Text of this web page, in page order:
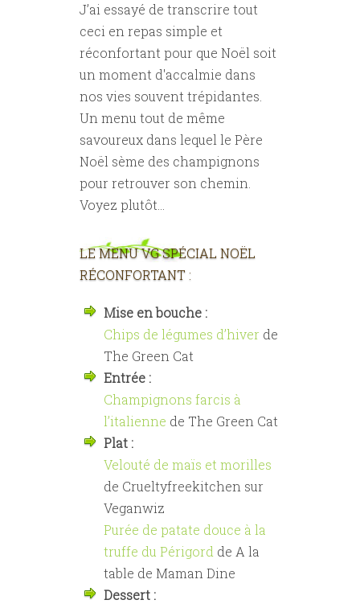
J’ai essayé de transcrire tout
ceci en repas simple et
réconfortant pour que Noël soit
un moment d'accalmie dans
nos vies souvent trépidantes.
Un menu tout de même
savoureux dans lequel le Père
Noël sème des champignons
pour retrouver son chemin.
Voyez plutôt…
LE MENU VG SPÉCIAL NOËL
RÉCONFORTANT :
Mise en bouche :
Chips de légumes d’hiver de
The Green Cat
Entrée :
Champignons farcis à
l’italienne de The Green Cat
Plat :
Velouté de maïs et morilles
de Crueltyfreekitchen sur
Veganwiz
Purée de patate douce à la
truffe du Périgord de A la
table de Maman Dine
Dessert :